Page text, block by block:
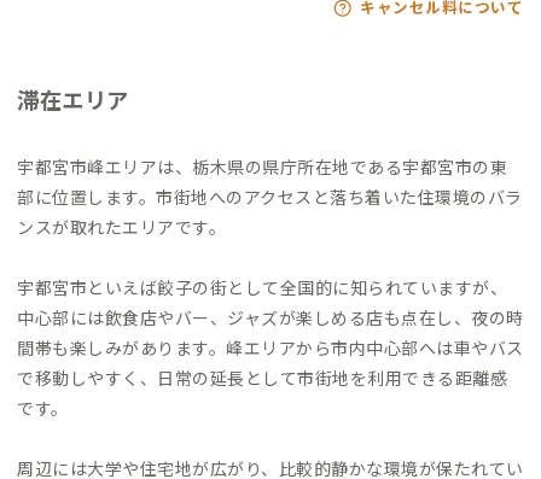
キャンセル料について
滞在エリア
宇都宮市峰エリアは、栃木県の県庁所在地である宇都宮市の東
部に位置します。市街地へのアクセスと落ち着いた住環境のバラ
ンスが取れたエリアです。
宇都宮市といえば餃子の街として全国的に知られていますが、
中心部には飲食店やバー、ジャズが楽しめる店も点在し、夜の時
間帯も楽しみがあります。峰エリアから市内中心部へは車やバス
で移動しやすく、日常の延長として市街地を利用できる距離感
です。
周辺には大学や住宅地が広がり、比較的静かな環境が保たれてい